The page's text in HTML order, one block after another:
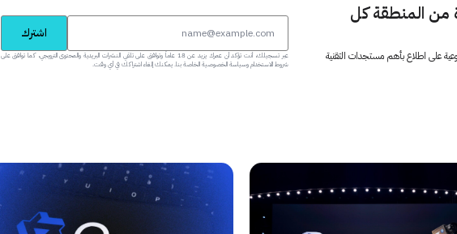
من المنطقة كل
على اطلاع بأهم مستجدات التقنية
اشترك
عبر تسجيلك، أنت تؤكد أن عمرك يزيد عن 18 عاماً وتوافق على تلقي النشرات البريدية والمحتوى الترويجي، كما توافق على
شروط الاستخدام وسياسة الخصوصية الخاصة بنا. يمكنك إلغاء اشتراكك في أي وقت.